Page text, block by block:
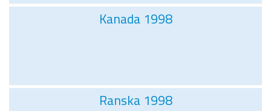
Kanada 1998
Ranska 1998